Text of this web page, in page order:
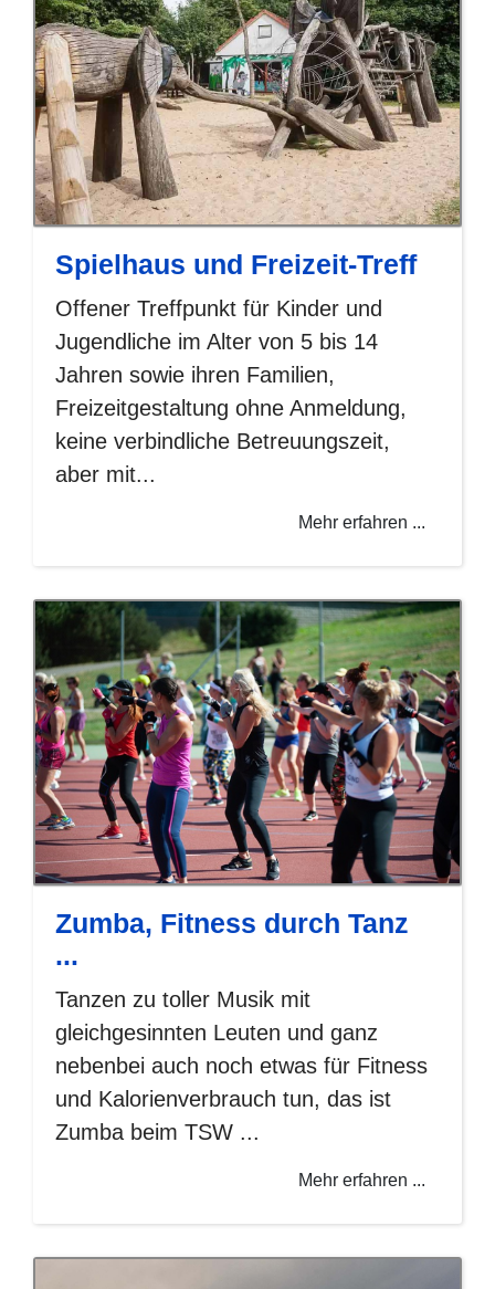
Spielhaus und Freizeit-Treff
Offener Treffpunkt für Kinder und
Jugendliche im Alter von 5 bis 14
Jahren sowie ihren Familien,
Freizeitgestaltung ohne Anmeldung,
keine verbindliche Betreuungszeit,
aber mit...
Mehr erfahren ...
Zumba, Fitness durch Tanz
...
Tanzen zu toller Musik mit
gleichgesinnten Leuten und ganz
nebenbei auch noch etwas für Fitness
und Kalorienverbrauch tun, das ist
Zumba beim TSW ...
Mehr erfahren ...